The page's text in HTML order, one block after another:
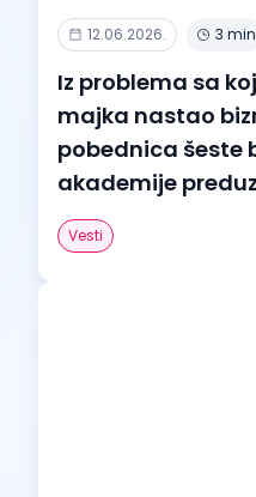
12.06.2026. 3 min
Iz problema sa
majka nastao
pobednica šeste
akademije
Vesti